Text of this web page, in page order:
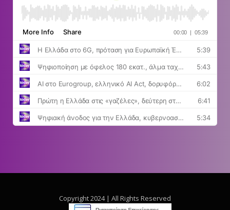
Copyright 2024 | All Rights Reserved